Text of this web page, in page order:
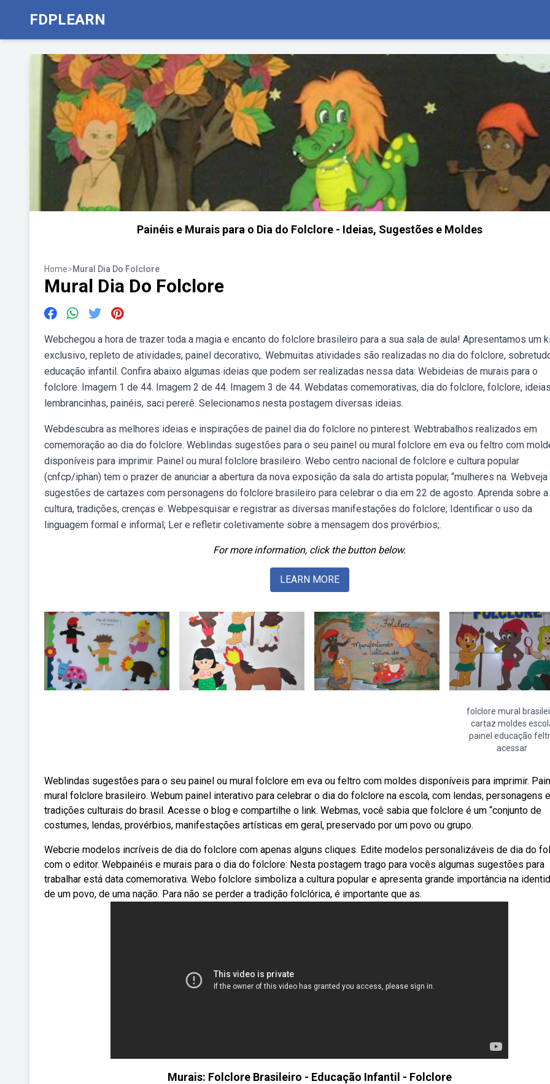
FDPLEARN
Painéis e Murais para o Dia do Folclore - Ideias, Sugestões e Moldes
Home>Mural Dia Do Folclore
Mural Dia Do Folclore
Webchegou a hora de trazer toda a magia e encanto do folclore brasileiro para a sua sala de aula! Apresentamos um
exclusivo, repleto de atividades, painel decorativo,. Webmuitas atividades são realizadas no dia do folclore,
educação infantil. Confira abaixo algumas ideias que podem ser realizadas nessa data: Webideias de murais para o
folclore. Imagem 1 de 44. Imagem 2 de 44. Imagem 3 de 44. Webdatas comemorativas, dia do folclore, folclore,
lembrancinhas, painéis, saci pererê. Selecionamos nesta postagem diversas ideias.
Webdescubra as melhores ideias e inspirações de painel dia do folclore no pinterest. Webtrabalhos realizados em
comemoração ao dia do folclore. Weblindas sugestões para o seu painel ou mural folclore em eva ou feltro com
disponíveis para imprimir. Painel ou mural folclore brasileiro. Webo centro nacional de folclore e cultura popular
(cnfcp/iphan) tem o prazer de anunciar a abertura da nova exposição da sala do artista popular, “mulheres na. Webveja
sugestões de cartazes com personagens do folclore brasileiro para celebrar o dia em 22 de agosto. Aprenda sobre a
cultura, tradições, crenças e. Webpesquisar e registrar as diversas manifestações do folclore; Identificar o uso da
linguagem formal e informal; Ler e refletir coletivamente sobre a mensagem dos provérbios;.
For more information, click the button below.
LEARN MORE
folclore mural
cartaz moldes
painel educação
acessar
Weblindas sugestões para o seu painel ou mural folclore em eva ou feltro com moldes disponíveis para imprimir.
mural folclore brasileiro. Webum painel interativo para celebrar o dia do folclore na escola, com lendas, personagens e
tradições culturais do brasil. Acesse o blog e compartilhe o link. Webmas, você sabia que folclore é um “conjunto de
costumes, lendas, provérbios, manifestações artísticas em geral, preservado por um povo ou grupo.
Webcrie modelos incríveis de dia do folclore com apenas alguns cliques. Edite modelos personalizáveis de dia do
com o editor. Webpainéis e murais para o dia do folclore: Nesta postagem trago para vocês algumas sugestões para
trabalhar está data comemorativa. Webo folclore simboliza a cultura popular e apresenta grande importância na
de um povo, de uma nação. Para não se perder a tradição folclórica, é importante que as.
Murais: Folclore Brasileiro - Educação Infantil - Folclore